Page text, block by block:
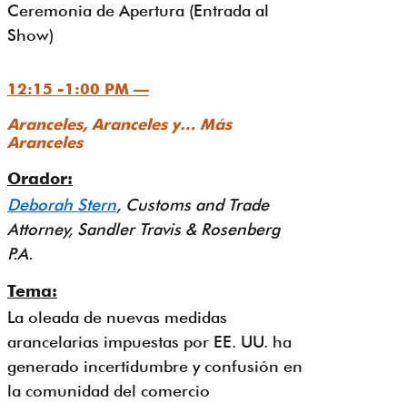
Ceremonia de Apertura (Entrada al
Show)
12:15 -1:00 PM —
Aranceles, Aranceles y… Más
Aranceles
Orador:
Deborah Stern, Customs and Trade
Attorney, Sandler Travis & Rosenberg
P.A.
Tema:
La oleada de nuevas medidas
arancelarias impuestas por EE. UU. ha
generado incertidumbre y confusión en
la comunidad del comercio